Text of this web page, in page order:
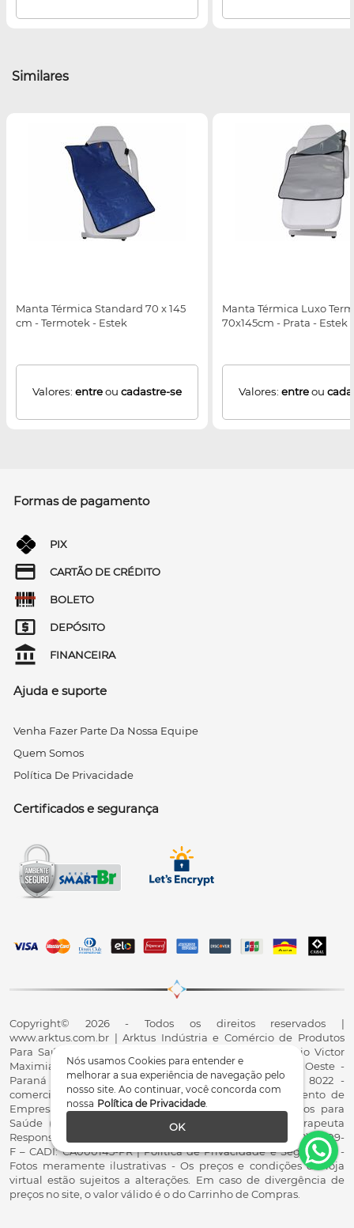
Nós usamos Cookies para entender e
melhorar a sua experiência de navegação pelo
nosso site. Ao continuar, você concorda com
nossa Política de Privacidade.
OK
Similares
Manta Térmica Standard 70 x 145
cm - Termotek - Estek
Valores: entreou cadastre-se
Manta Térmica Luxo
70x145cm - Prata - Estek
Valores: entreou
Formas de pagamento
PIX
CARTÃO DE CRÉDITO
BOLETO
DEPÓSITO
FINANCEIRA
Ajuda e suporte
Venha Fazer Parte Da Nossa Equipe
Quem Somos
Política De Privacidade
Certificados e segurança
Copyright© 2026 - Todos os direitos reservados |
www.arktus.com.br | Arktus Indústria e Comércio de Produtos
Para Saúde Ltda | CNPJ: 01.417.367/0001-78 | R. Antônio Victor
Maximiano, 107, Parque Industrial II, Santa Tereza do Oeste -
Paraná - CEP 85825-900 - Fale conosco: 0800 200 8022 -
comercial@arktus.com.br | Autorização de Funcionamento de
Empresa - AFE/ANVISA - Para Fabricação de Produtos para
Saúde (Correlatos): 8.02.844-5 (UX418X102741) - Fisioterapeuta
Responsável Técnico Dr. Alex Fernando Zani - Crefito8(PR): 8409-
F – CADI: CA000145-PR | Política de Privacidade e Segurança -
Fotos meramente ilustrativas - Os preços e condições da loja
virtual estão sujeitos a alterações. Em caso de divergência de
preços no site, o valor válido é o do Carrinho de Compras.